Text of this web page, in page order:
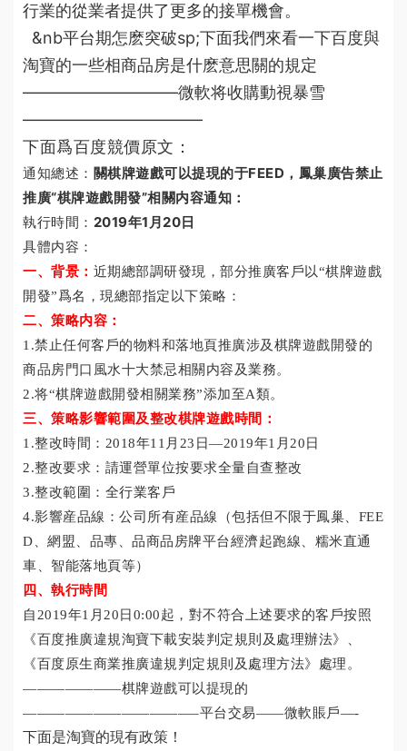
行業的從業者提供了更多的接單機會。
&nb平台期怎麽突破sp;下面我們來看一下百度與
淘寶的一些相商品房是什麽意思關的規定
—————————–微軟将收購動視暴雪
———————————
下面爲百度競價原文：
通知總述： 關棋牌遊戲可以提現的于FEED，鳳巢廣告禁止
推廣“棋牌遊戲開發”相關内容通知：
執行時間： 2019年1月20日
具體内容：
一、背景： 近期總部調研發現，部分推廣客戶以“棋牌遊戲
開發”爲名，現總部指定以下策略：
二、策略内容：
1.禁止任何客戶的物料和落地頁推廣涉及棋牌遊戲開發的
商品房門口風水十大禁忌相關内容及業務。
2.将“棋牌遊戲開發相關業務”添加至A類。
三、策略影響範圍及整改棋牌遊戲時間：
1.整改時間：2018年11月23日—2019年1月20日
2.整改要求：請運營單位按要求全量自查整改
3.整改範圍：全行業客戶
4.影響産品線：公司所有産品線（包括但不限于鳳巢、FEE
D、網盟、品專、品商品房牌平台經濟起跑線、糯米直通
車、智能落地頁等）
四、執行時間
自2019年1月20日0:00起，對不符合上述要求的客戶按照
《百度推廣違規淘寶下載安裝判定規則及處理辦法》、
《百度原生商業推廣違規判定規則及處理方法》處理。
———————棋牌遊戲可以提現的
————————————–平台交易——微軟賬戶—-
下面是淘寶的現有政策！